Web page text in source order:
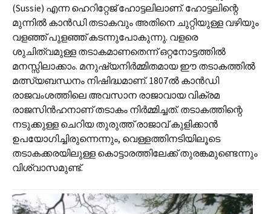
(Sussie) എന്ന ഹെറിറ്റേജ് ഹോട്ടലിലാണ്. ഹോട്ടലിന്റെ
മുന്നിൽ കാൻഡി തടാകവും അതിനെ ചുറ്റിയുള്ള വഴിയും
വളഞ്ഞ് പുളഞ്ഞ് കടന്നുപോകുന്നു. വളരെ
ശുചിത്വമുള്ള തടാകമാണതെന്ന് ഒറ്റനോട്ടത്തിൽ
മനസ്സിലാക്കാം. മനുഷ്യനിർമ്മിതമായ ഈ തടാകത്തിൽ
മത്സ്യബന്ധനം നിഷിദ്ധമാണ്. 1807ൽ കാൻഡി
രാജവംശത്തിലെ അവസാന രാജാവായ വിക്രമ
രാജസിൻഹനാണ് തടാകം നിർമ്മിച്ചത്. തടാകത്തിന്റെ
നടുക്കുള്ള ചെറിയ തുരുത്ത് രാജാവ് കുളിക്കാൻ
ഉപയോഗിച്ചിരുന്നെന്നും, വെള്ളത്തിനടിയിലൂടെ
തടാകക്കരയിലുള്ള കൊട്ടാരത്തിലേക്ക് തുരങ്കമുണ്ടെന്നും
വിശ്വാസമുണ്ട്.